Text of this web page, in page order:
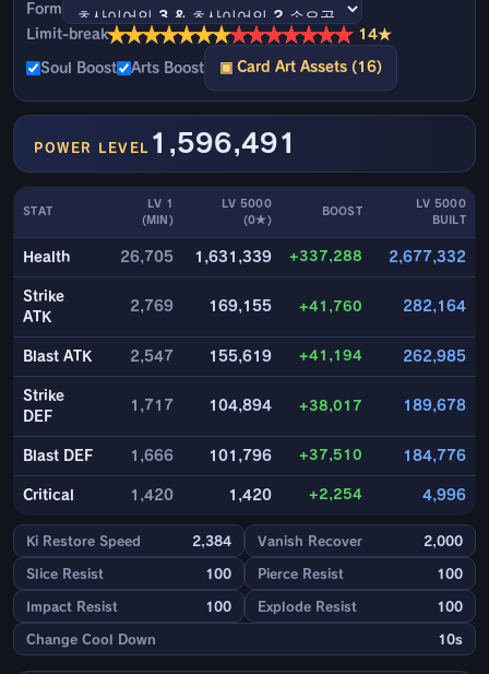
Form
Limit-break★★★★★★★★★★★★★★ 14★
Soul Boost Arts Boost ▣ Card Art Assets (16)
POWER LEVEL 1,596,491
STAT
LV 1
(MIN)
LV 5000
(0★)
BOOST
LV 5000
BUILT
Health 26,705 1,631,339 +337,288 2,677,332
Strike
ATK
2,769 169,155 +41,760 282,164
Blast ATK 2,547 155,619 +41,194 262,985
Strike
DEF
1,717 104,894 +38,017 189,678
Blast DEF 1,666 101,796 +37,510 184,776
Critical 1,420 1,420 +2,254 4,996
Ki Restore Speed 2,384 Vanish Recover 2,000
Slice Resist 100 Pierce Resist 100
Impact Resist 100 Explode Resist 100
Change Cool Down 10s